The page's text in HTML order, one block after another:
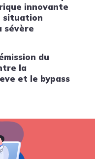
innovante
situation
sévère
du
la
et le bypass